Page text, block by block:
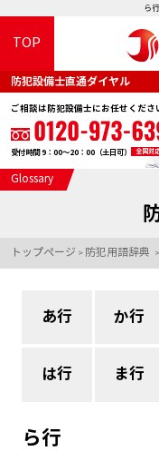
ら
TOP
防犯設備士直通ダイヤル
ご相談は防犯設備士にお任せくださ
受付時間 9：00～20：00（土日可） 全国対
トップページ > 防犯用語辞典 >
Glossary
あ行 か行
は行 ま行
ら行